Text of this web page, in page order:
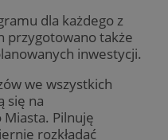
dla każdego z
przygotowano także
inwestycji.
we wszystkich
się na
Pilnuję
rozkładać